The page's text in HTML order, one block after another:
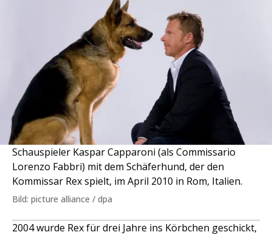
Schauspieler Kaspar Capparoni (als Commissario
Lorenzo Fabbri) mit dem Schäferhund, der den
Kommissar Rex spielt, im April 2010 in Rom, Italien.
Bild: picture alliance / dpa
2004 wurde Rex für drei Jahre ins Körbchen geschickt,